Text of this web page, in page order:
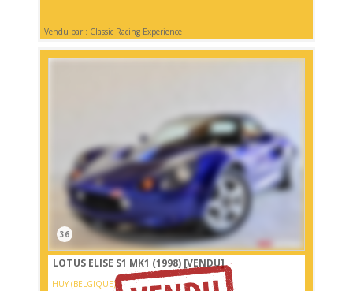
Vendu par : Classic Racing Experience
36
LOTUS ELISE S1 MK1 (1998) [VENDU]
HUY (BELGIQUE)